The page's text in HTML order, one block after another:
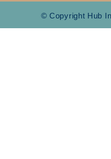
© Copyright Hub